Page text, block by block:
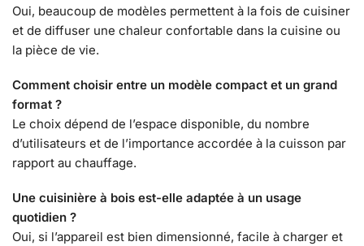
Oui, beaucoup de modèles permettent à la fois de cuisiner
et de diffuser une chaleur confortable dans la cuisine ou
la pièce de vie.
Comment choisir entre un modèle compact et un grand
format ?
Le choix dépend de l’espace disponible, du nombre
d’utilisateurs et de l’importance accordée à la cuisson par
rapport au chauffage.
Une cuisinière à bois est-elle adaptée à un usage
quotidien ?
Oui, si l’appareil est bien dimensionné, facile à charger et